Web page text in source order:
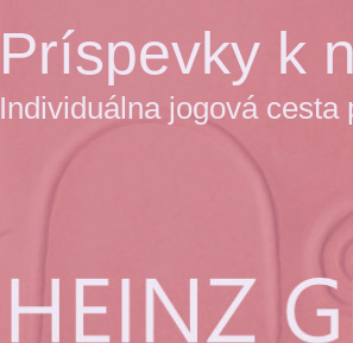
Príspevky k
Individuálna jogová